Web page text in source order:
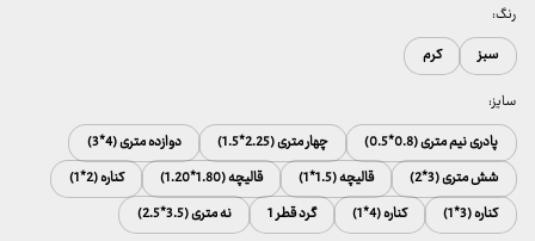
تا
23,999,000 تومان
رنگ:
سبز
کرم
سایز:
پادری نیم متری (0.8*0.5)
چهار متری (2.25*1.5)
دوازده متری (4*3)
شش متری (3*2)
قالیچه (1.5*1) قالیچه (1.80*1.20)
کناره (2*1)
کناره (3*1)
کناره (4*1) گرد قطر 1 نه متری (3.5*2.5)